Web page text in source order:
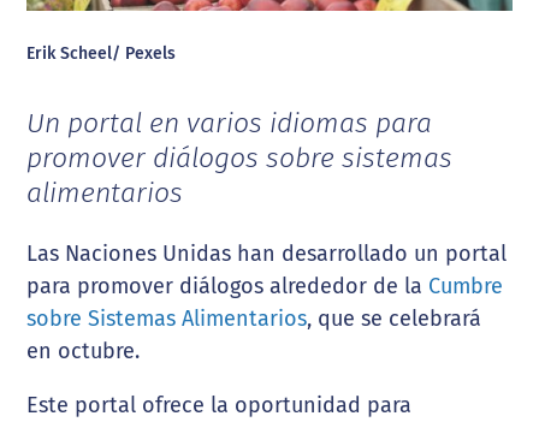
Erik Scheel/ Pexels
Un portal en varios idiomas para
promover diálogos sobre sistemas
alimentarios
Las Naciones Unidas han desarrollado un portal
para promover diálogos alrededor de la Cumbre
sobre Sistemas Alimentarios, que se celebrará
en octubre.
Este portal ofrece la oportunidad para